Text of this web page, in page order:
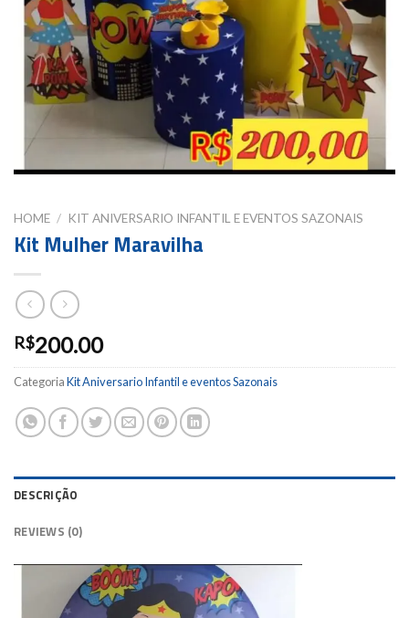
HOME / KIT ANIVERSARIO INFANTIL E EVENTOS SAZONAIS
Kit Mulher Maravilha
R$200.00
CategoriaKit Aniversario Infantil e eventos Sazonais
DESCRIÇÃO
REVIEWS (0)